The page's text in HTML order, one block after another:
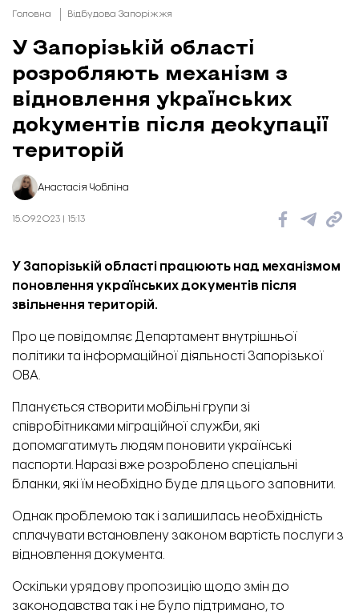
Головна Відбудова Запоріжжя
У Запорізькій області
розробляють механізм з
відновлення українських
документів після деокупації
територій
Анастасія Чобліна
15.09.2023 | 15:13
У Запорізькій області працюють над механізмом
поновлення українських документів після
звільнення територій.
Про це повідомляє Департамент внутрішньої
політики та інформаційної діяльності Запорізької
ОВА.
Планується створити мобільні групи зі
співробітниками міграційної служби, які
допомагатимуть людям поновити українські
паспорти. Наразі вже розроблено спеціальні
бланки, які їм необхідно буде для цього заповнити.
Однак проблемою так і залишилась необхідність
сплачувати встановлену законом вартість послуги з
відновлення документа.
Оскільки урядову пропозицію щодо змін до
законодавства так і не було підтримано, то